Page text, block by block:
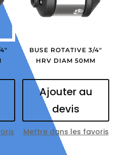
BUSE ROTATIVE 3/4″
HRV DIAM 50MM
Ajouter au
devis
Mettre dans les favoris